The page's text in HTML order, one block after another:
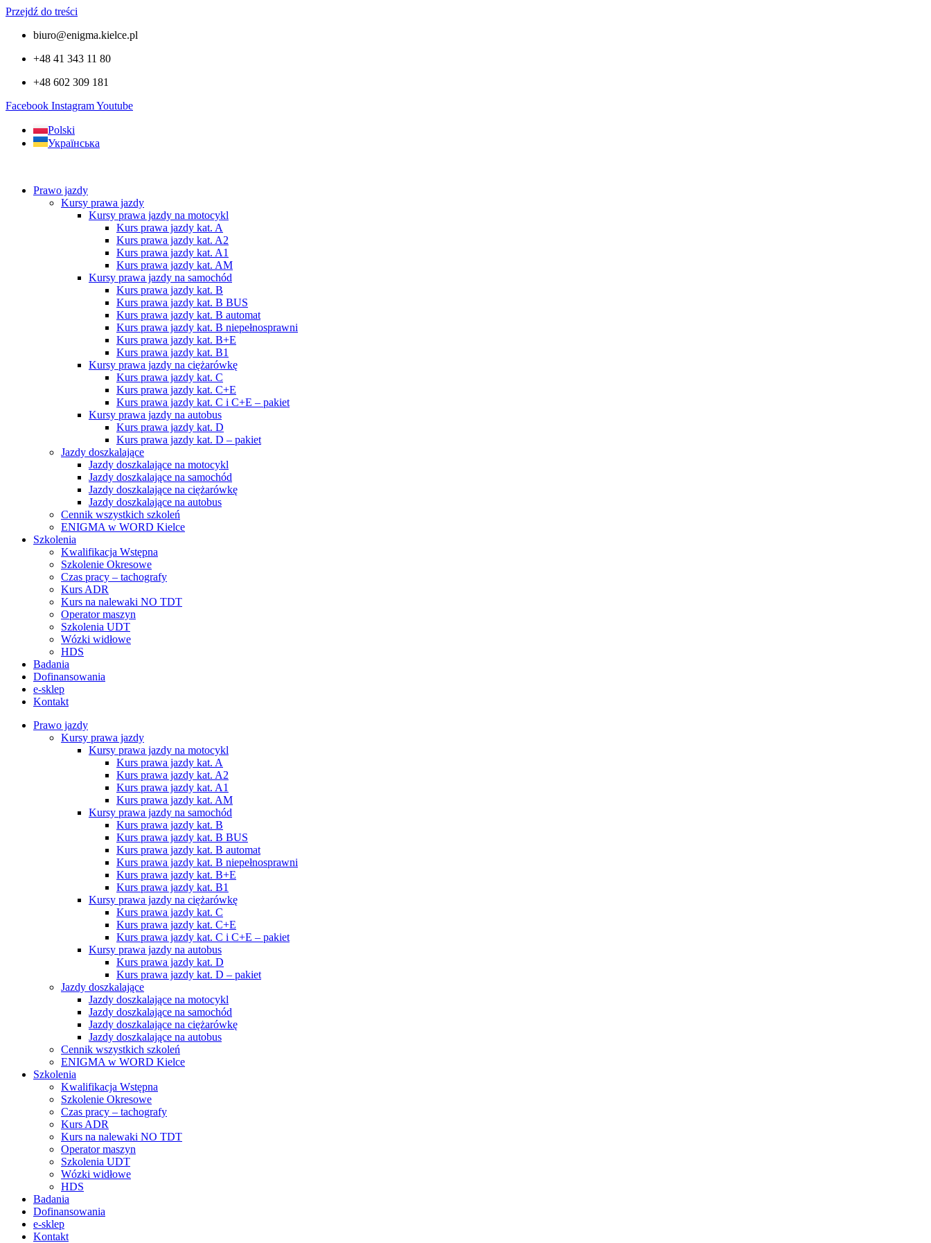
Przejdź do treści
biuro@enigma.kielce.pl
+48 41 343 11 80
+48 602 309 181
Facebook InstagramYoutube
Polski
Українська
Prawo jazdy
Kursy prawa jazdy
Kursy prawa jazdy na motocykl
Kurs prawa jazdy kat. A
Kurs prawa jazdy kat. A2
Kurs prawa jazdy kat. A1
Kurs prawa jazdy kat. AM
Kursy prawa jazdy na samochód
Kurs prawa jazdy kat. B
Kurs prawa jazdy kat. B BUS
Kurs prawa jazdy kat. B automat
Kurs prawa jazdy kat. B niepełnosprawni
Kurs prawa jazdy kat. B+E
Kurs prawa jazdy kat. B1
Kursy prawa jazdy na ciężarówkę
Kurs prawa jazdy kat. C
Kurs prawa jazdy kat. C+E
Kurs prawa jazdy kat. C i C+E – pakiet
Kursy prawa jazdy na autobus
Kurs prawa jazdy kat. D
Kurs prawa jazdy kat. D – pakiet
Jazdy doszkalające
Jazdy doszkalające na motocykl
Jazdy doszkalające na samochód
Jazdy doszkalające na ciężarówkę
Jazdy doszkalające na autobus
Cennik wszystkich szkoleń
ENIGMA w WORD Kielce
Szkolenia
Kwalifikacja Wstępna
Szkolenie Okresowe
Czas pracy – tachografy
Kurs ADR
Kurs na nalewaki NO TDT
Operator maszyn
Szkolenia UDT
Wózki widłowe
HDS
Badania
Dofinansowania
e-sklep
Kontakt
Prawo jazdy
Kursy prawa jazdy
Kursy prawa jazdy na motocykl
Kurs prawa jazdy kat. A
Kurs prawa jazdy kat. A2
Kurs prawa jazdy kat. A1
Kurs prawa jazdy kat. AM
Kursy prawa jazdy na samochód
Kurs prawa jazdy kat. B
Kurs prawa jazdy kat. B BUS
Kurs prawa jazdy kat. B automat
Kurs prawa jazdy kat. B niepełnosprawni
Kurs prawa jazdy kat. B+E
Kurs prawa jazdy kat. B1
Kursy prawa jazdy na ciężarówkę
Kurs prawa jazdy kat. C
Kurs prawa jazdy kat. C+E
Kurs prawa jazdy kat. C i C+E – pakiet
Kursy prawa jazdy na autobus
Kurs prawa jazdy kat. D
Kurs prawa jazdy kat. D – pakiet
Jazdy doszkalające
Jazdy doszkalające na motocykl
Jazdy doszkalające na samochód
Jazdy doszkalające na ciężarówkę
Jazdy doszkalające na autobus
Cennik wszystkich szkoleń
ENIGMA w WORD Kielce
Szkolenia
Kwalifikacja Wstępna
Szkolenie Okresowe
Czas pracy – tachografy
Kurs ADR
Kurs na nalewaki NO TDT
Operator maszyn
Szkolenia UDT
Wózki widłowe
HDS
Badania
Dofinansowania
e-sklep
Kontakt